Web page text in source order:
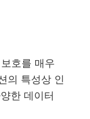
호를 매우
의 특성상 인
한 데이터